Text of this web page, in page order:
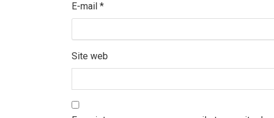
E-mail *
Site web